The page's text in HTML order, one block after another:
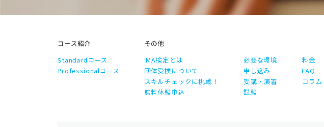
コース紹介
Standardコース
Professionalコース
その他
IMA検定とは
団体受検について
スキルチェックに挑戦！
無料体験申込
必要な環境
申し込み
受講・演習
試験
料金
FAQ
コラム